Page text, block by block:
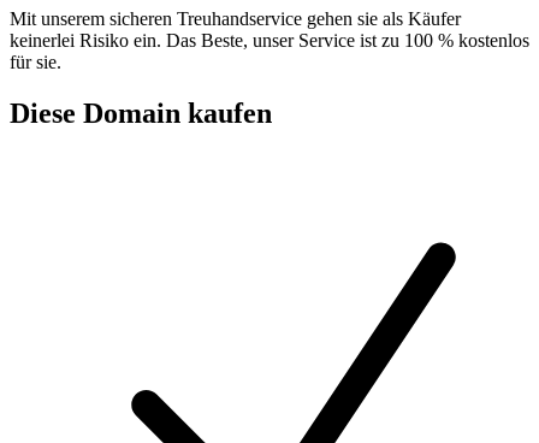
Mit unserem sicheren Treuhandservice gehen sie als Käufer
keinerlei Risiko ein. Das Beste, unser Service ist zu 100 % kostenlos
für sie.
Diese Domain kaufen